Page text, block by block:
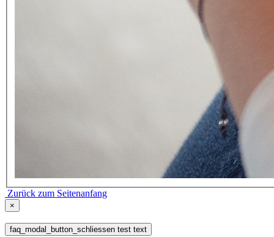
Zurück zum Seitenanfang
×
faq_modal_button_schliessen test text